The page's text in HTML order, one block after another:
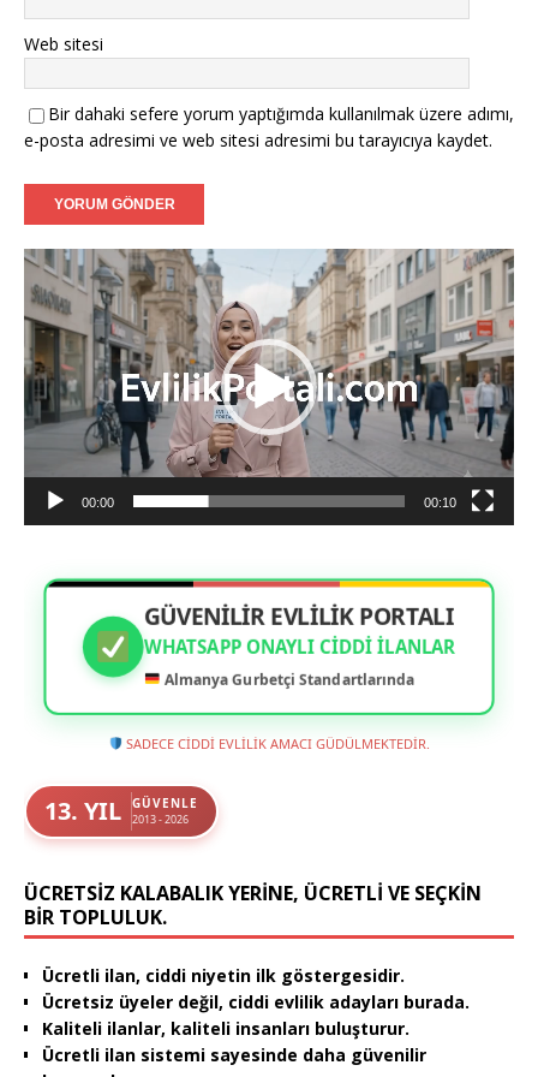
Mustafa (38) - Bonn:
Filiz (39) - Münster: Tanışmak ve görüşmek dileğiyle.
arıyorum.
Aylin (35) - Mannheim:
Ciddi adayların mesajlarını
bekliyorum.
Fatih (40) - Augsburg:İnançlı ve ahlaklı bir eş adayı.
Web sitesi
Bir dahaki sefere yorum yaptığımda kullanılmak üzere adımı,
e-posta adresimi ve web sitesi adresimi bu tarayıcıya kaydet.
Video
oynatıcı
00:00 00:10
GÜVENİLİR EVLİLİK PORTALI
WHATSAPP ONAYLI CIDDI İLANLAR
Almanya Gurbetçi Standartlarında
SADECE CİDDİ EVLİLİK AMACI GÜDÜLMEKTEDİR.
13. YIL GÜVENLE
2013 - 2026
ÜCRETSIZ KALABALIK YERINE, ÜCRETLI VE SEÇKIN
BIR TOPLULUK.
Ücretli ilan, ciddi niyetin ilk göstergesidir.
Ücretsiz üyeler değil, ciddi evlilik adayları burada.
Kaliteli ilanlar, kaliteli insanları buluşturur.
Ücretli ilan sistemi sayesinde daha güvenilir